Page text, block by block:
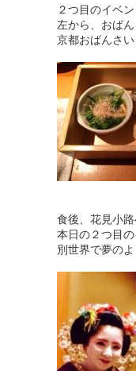
２つ目のイベ
左から、おば
京都おばんさ
食後、花見小
本日の２つ目
別世界で夢の